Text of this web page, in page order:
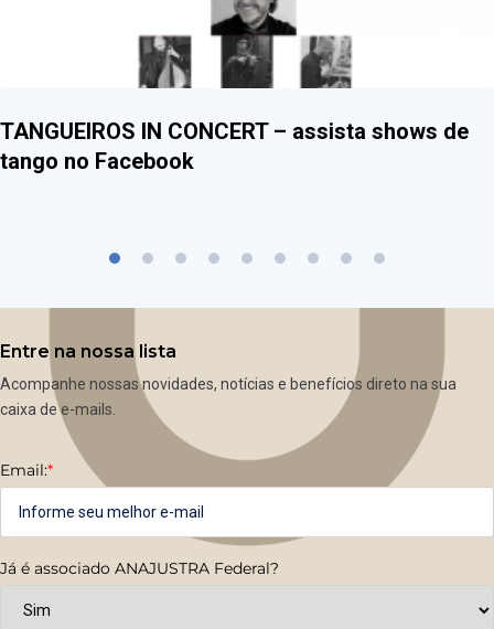
TANGUEIROS IN CONCERT – assista shows de
tango no Facebook
Entre na nossa lista
Acompanhe nossas novidades, notícias e benefícios direto na sua
caixa de e-mails.
Email:*
Já é associado ANAJUSTRA Federal?